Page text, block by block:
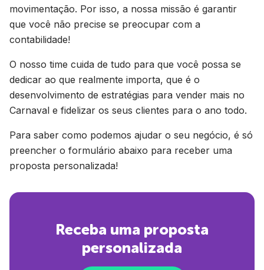
movimentação. Por isso, a nossa missão é garantir
que você não precise se preocupar com a
contabilidade!
O nosso time cuida de tudo para que você possa se
dedicar ao que realmente importa, que é o
desenvolvimento de estratégias para vender mais no
Carnaval e fidelizar os seus clientes para o ano todo.
Para saber como podemos ajudar o seu negócio, é só
preencher o formulário abaixo para receber uma
proposta personalizada!
Receba uma proposta
personalizada